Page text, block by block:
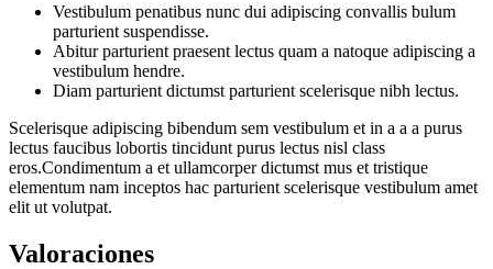
Vestibulum penatibus nunc dui adipiscing convallis bulum
parturient suspendisse.
Abitur parturient praesent lectus quam a natoque adipiscing a
vestibulum hendre.
Diam parturient dictumst parturient scelerisque nibh lectus.
Scelerisque adipiscing bibendum sem vestibulum et in a a a purus
lectus faucibus lobortis tincidunt purus lectus nisl class
eros.Condimentum a et ullamcorper dictumst mus et tristique
elementum nam inceptos hac parturient scelerisque vestibulum amet
elit ut volutpat.
Valoraciones